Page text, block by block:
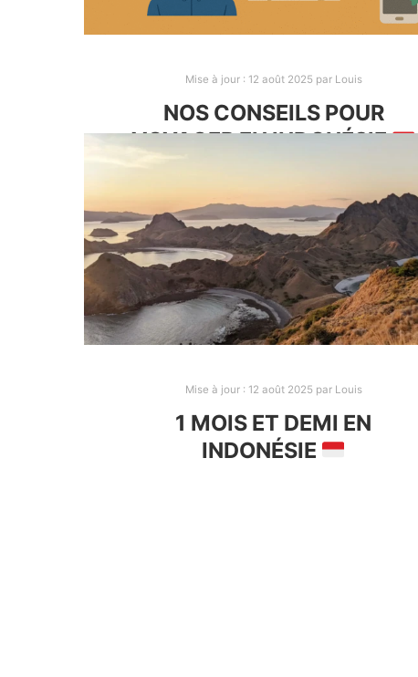
Mise à jour : 12 août 2025 par Louis
NOS CONSEILS POUR
VOYAGER EN INDONÉSIE
quelques conseils à vous partager grâce à
notre expérience là bas. De quoi vous préparer
au mieux et d’anticiper quelques problèmes.
INDONÉSIE
Mise à jour : 12 août 2025 par Louis
1 MOIS ET DEMI EN
INDONÉSIE